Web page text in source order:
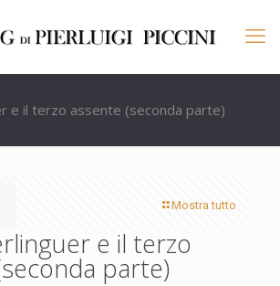
e il terzo assente (seconda parte)
Mostra tutto
e il terzo
parte)